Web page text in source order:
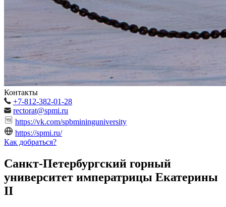
Контакты
+7-812-382-01-28
rectorat@spmi.ru
https://vk.com/spbmininguniversity
https://spmi.ru/
Как добраться?
Санкт-Петербургский горный
университет императрицы Екатерины
II